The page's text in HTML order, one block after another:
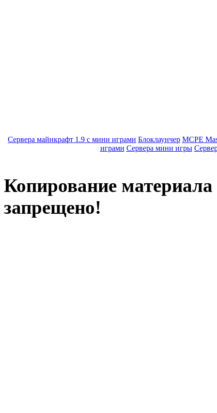
Сервера майнкрафт 1.9 с мини играми Блоклаунчер MCPE
играми Сервера мини игры
Копирование материала
запрещено!